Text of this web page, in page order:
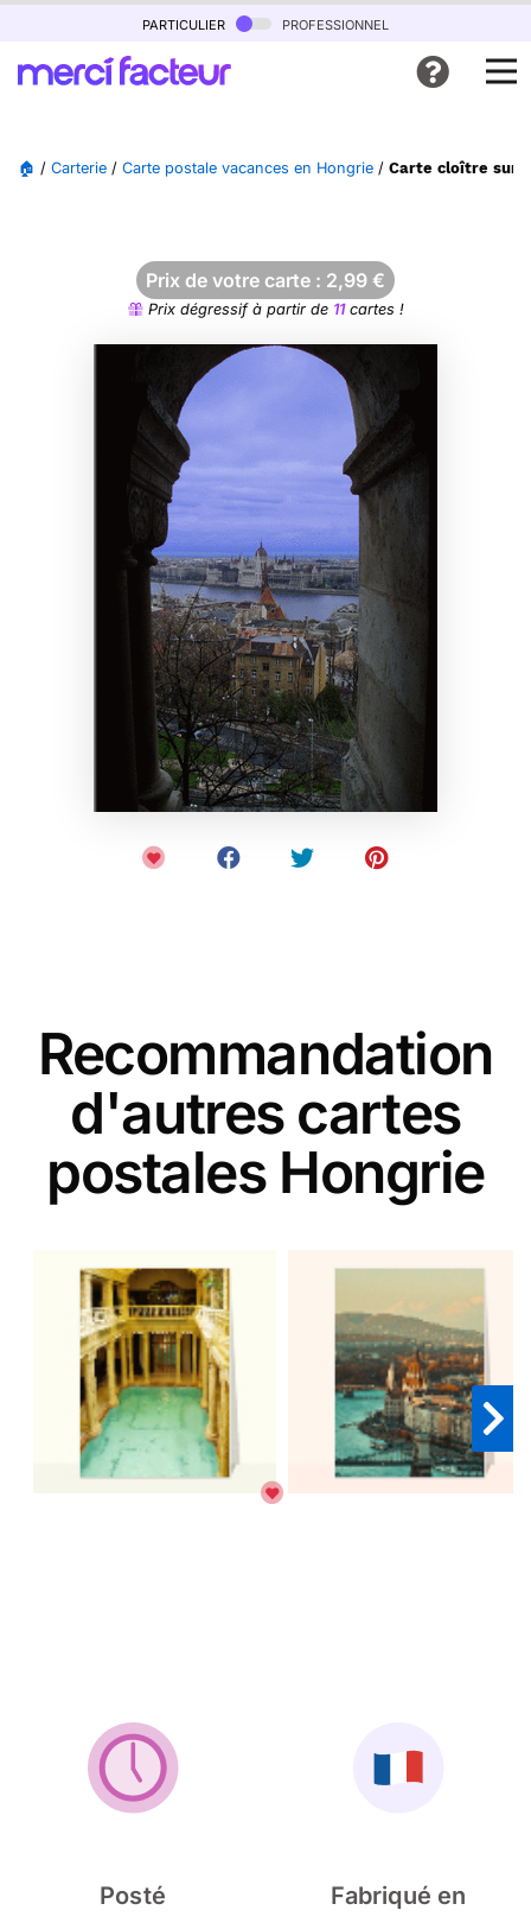
particulier professionnel
🏠 / Carterie / Carte postale vacances en Hongrie / Carte cloître sur
Prix de votre carte : 2,99 €
Prix dégressif à partir de 11cartes !
Recommandation
d'autres cartes
postales Hongrie
Posté
Fabriqué en